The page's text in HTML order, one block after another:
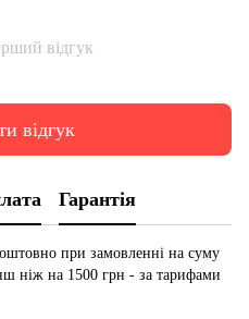
відгук
відгук
Гарантія
при замовленні на суму
ніж на 1500 грн - за тарифами